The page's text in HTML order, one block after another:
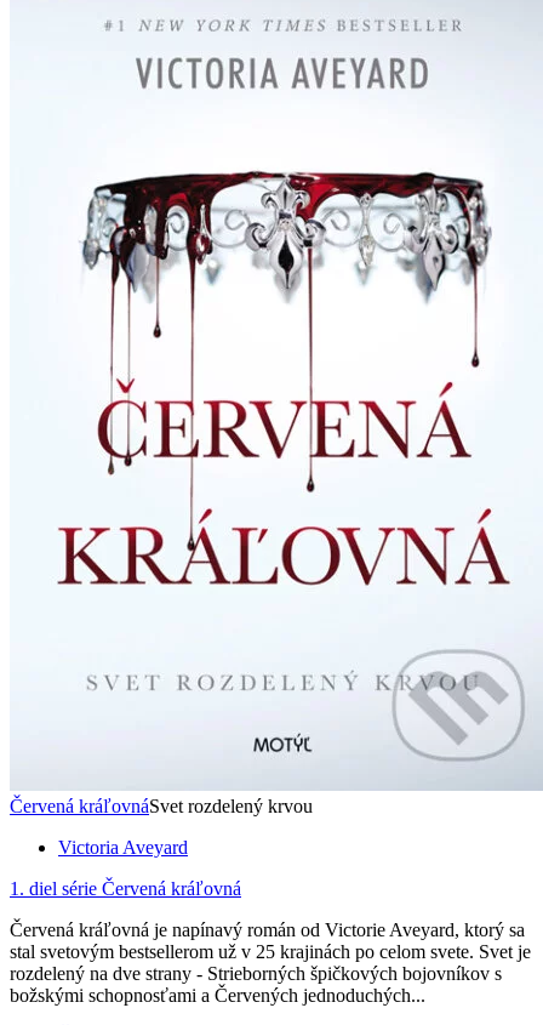
Červená kráľovnáSvet rozdelený krvou
Victoria Aveyard
1. diel série Červená kráľovná
Červená kráľovná je napínavý román od Victorie Aveyard, ktorý sa
stal svetovým bestsellerom už v 25 krajinách po celom svete. Svet je
rozdelený na dve strany - Strieborných špičkových bojovníkov s
božskými schopnosťami a Červených jednoduchých...